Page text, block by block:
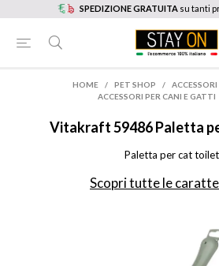
SPEDIZIONE GRATUITA su tanti
HOME / PET SHOP /
ACCESSORI PER CANI E GATTI
Vitakraft59486 Paletta
Paletta per cat
Scopri tutte le